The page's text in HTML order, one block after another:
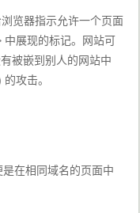
览器指示允许一个页面
展现的标记。网站可
被嵌到别人的网站中
攻击。
在相同域名的页面中